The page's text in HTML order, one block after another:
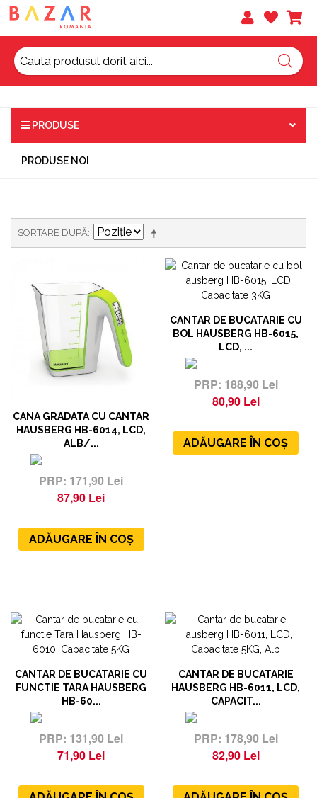
PRODUSE
PRODUSE NOI
SORTARE DUPĂ
CANA GRADATA CU CANTAR
HAUSBERG HB-6014, LCD,
ALB/...
171,90 Lei
87,90 Lei
ADĂUGARE ÎN COȘ
CANTAR DE BUCATARIE CU
BOL HAUSBERG HB-6015,
LCD, ...
188,90 Lei
80,90 Lei
ADĂUGARE ÎN COȘ
CANTAR DE BUCATARIE CU
FUNCTIE TARA HAUSBERG
HB-60...
131,90 Lei
71,90 Lei
CANTAR DE BUCATARIE
HAUSBERG HB-6011, LCD,
CAPACIT...
178,90 Lei
82,90 Lei